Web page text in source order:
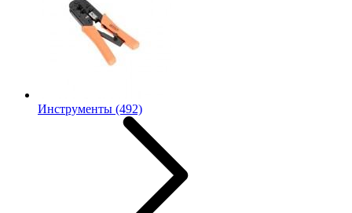
Инструменты (492)